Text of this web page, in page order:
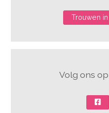
Trouwen
Volg ons